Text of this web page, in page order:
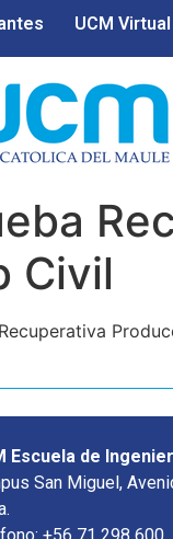
UCM Virtual
Civil
Escuela de
San Miguel,